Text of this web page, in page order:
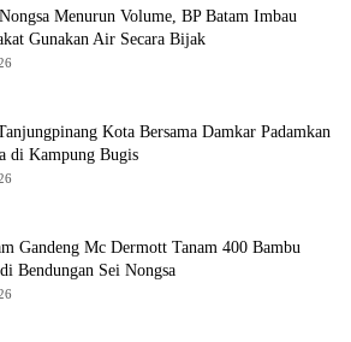
Menurun Volume, BP Batam Imbau
Gunakan Air Secara Bijak
Kota Bersama Damkar Padamkan
di Kampung Bugis
Gandeng Mc Dermott Tanam 400 Bambu
Bendungan Sei Nongsa